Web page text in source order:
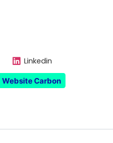
Linkedin
Website Carbon